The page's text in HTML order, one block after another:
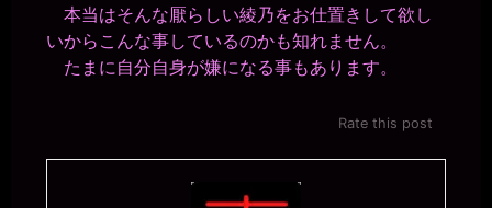
本当はそんな厭らしい綾乃をお仕置きして欲し
いからこんな事しているのかも知れません。
たまに自分自身が嫌になる事もあります。
Rate this post